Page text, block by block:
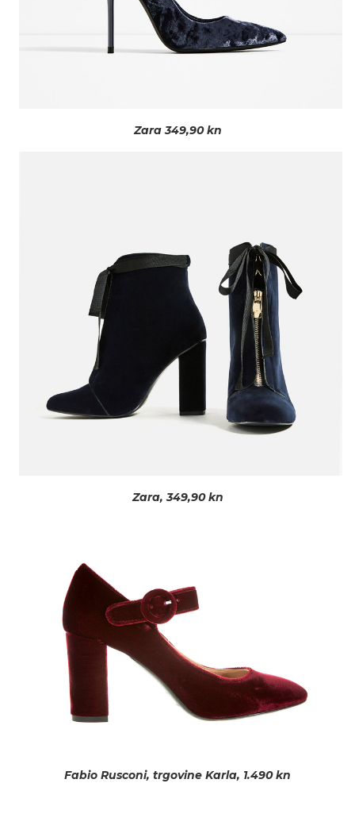
Zara 349,90 kn
Zara, 349,90 kn
Fabio Rusconi, trgovine Karla, 1.490 kn